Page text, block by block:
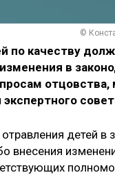
©
по качеству
в
отцовства,
детей в
внесения